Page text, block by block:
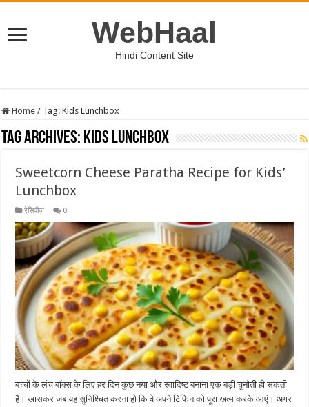
WebHaal
Hindi Content Site
Home / Tag:Kids Lunchbox
Tag Archives: Kids Lunchbox
Sweetcorn Cheese Paratha Recipe for Kids’
Lunchbox
रेसिपीज़ 0
बच्चों के लंच बॉक्स के लिए हर दिन कुछ नया और स्वादिष्ट बनाना एक बड़ी चुनौती हो सकती
है। खासकर जब यह सुनिश्चित करना हो कि वे अपने टिफिन को पूरा खत्म करके आएं। अगर